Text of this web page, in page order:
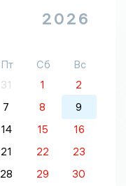
2026
Пт Сб
Вс
31 1
2
7 8
9
14 15
16
21 22
23
28 29
30